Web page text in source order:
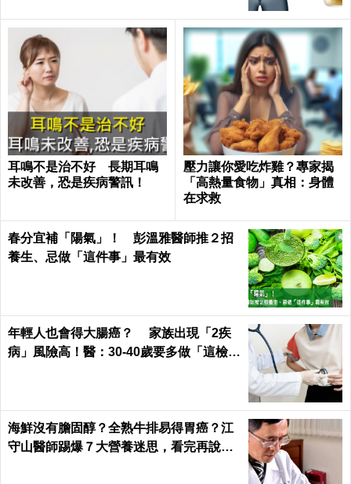
耳鳴不是治不好 長期耳鳴
未改善，恐是疾病警訊！
壓力讓你愛吃炸雞？專家揭
「高熱量食物」真相：身體
在求救
春分宜補「陽氣」！ 彭溫雅醫師推２招
養生、忌做「這件事」最有效
年輕人也會得大腸癌？ 家族出現「2疾
病」風險高！醫：30-40歲要多做「這檢
海鮮沒有膽固醇？全熟牛排易得胃癌？江
守山醫師踢爆７大營養迷思，看完再說你